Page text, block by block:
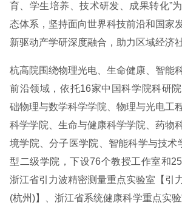
育、学生培养、技术研发、成果转化”
态体系，坚持面向世界科技前沿和国家
新驱动产学研深度融合，助力区域经济
杭高院围绕物理光电、生命健康、智能
前沿领域，依托16家中国科学院科研
础物理与数学科学学院、物理与光电工
科学学院、生命与健康科学学院、药物
境学院、分子医学院、智能科学与技术
型二级学院，下设76个教授工作室和
浙江省引力波精密测量重点实验室【引
(杭州)】、浙江省系统健康科学重点实